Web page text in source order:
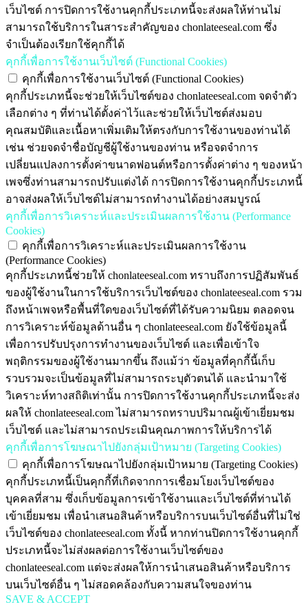
เว็บไซต์ การปิดการใช้งานคุกกี้ประเภทนี้จะส่งผลให้ท่านไม่
สามารถใช้บริการในสาระสำคัญของ chonlateeseal.com ซึ่ง
จำเป็นต้องเรียกใช้คุกกี้ได้
คุกกี้เพื่อการใช้งานเว็บไซต์ (Functional Cookies)
คุกกี้เพื่อการใช้งานเว็บไซต์ (Functional Cookies)
คุกกี้ประเภทนี้จะช่วยให้เว็บไซต์ของ chonlateeseal.com จดจำตัว
เลือกต่าง ๆ ที่ท่านได้ตั้งค่าไว้และช่วยให้เว็บไซต์ส่งมอบ
คุณสมบัติและเนื้อหาเพิ่มเติมให้ตรงกับการใช้งานของท่านได้
เช่น ช่วยจดจำชื่อบัญชีผู้ใช้งานของท่าน หรือจดจำการ
เปลี่ยนแปลงการตั้งค่าขนาดฟอนต์หรือการตั้งค่าต่าง ๆ ของหน้า
เพจซึ่งท่านสามารถปรับแต่งได้ การปิดการใช้งานคุกกี้ประเภทนี้
อาจส่งผลให้เว็บไซต์ไม่สามารถทำงานได้อย่างสมบูรณ์
คุกกี้เพื่อการวิเคราะห์และประเมินผลการใช้งาน (Performance
Cookies)
คุกกี้เพื่อการวิเคราะห์และประเมินผลการใช้งาน
(Performance Cookies)
คุกกี้ประเภทนี้ช่วยให้ chonlateeseal.com ทราบถึงการปฏิสัมพันธ์
ของผู้ใช้งานในการใช้บริการเว็บไซต์ของ chonlateeseal.com รวม
ถึงหน้าเพจหรือพื้นที่ใดของเว็บไซต์ที่ได้รับความนิยม ตลอดจน
การวิเคราะห์ข้อมูลด้านอื่น ๆ chonlateeseal.com ยังใช้ข้อมูลนี้
เพื่อการปรับปรุงการทำงานของเว็บไซต์ และเพื่อเข้าใจ
พฤติกรรมของผู้ใช้งานมากขึ้น ถึงแม้ว่า ข้อมูลที่คุกกี้นี้เก็บ
รวบรวมจะเป็นข้อมูลที่ไม่สามารถระบุตัวตนได้ และนำมาใช้
วิเคราะห์ทางสถิติเท่านั้น การปิดการใช้งานคุกกี้ประเภทนี้จะส่ง
ผลให้ chonlateeseal.com ไม่สามารถทราบปริมาณผู้เข้าเยี่ยมชม
เว็บไซต์ และไม่สามารถประเมินคุณภาพการให้บริการได้
คุกกี้เพื่อการโฆษณาไปยังกลุ่มเป้าหมาย (Targeting Cookies)
คุกกี้เพื่อการโฆษณาไปยังกลุ่มเป้าหมาย (Targeting Cookies)
คุกกี้ประเภทนี้เป็นคุกกี้ที่เกิดจากการเชื่อมโยงเว็บไซต์ของ
บุคคลที่สาม ซึ่งเก็บข้อมูลการเข้าใช้งานและเว็บไซต์ที่ท่านได้
เข้าเยี่ยมชม เพื่อนำเสนอสินค้าหรือบริการบนเว็บไซต์อื่นที่ไม่ใช่
เว็บไซต์ของ chonlateeseal.com ทั้งนี้ หากท่านปิดการใช้งานคุกกี้
ประเภทนี้จะไม่ส่งผลต่อการใช้งานเว็บไซต์ของ
chonlateeseal.com แต่จะส่งผลให้การนำเสนอสินค้าหรือบริการ
บนเว็บไซต์อื่น ๆ ไม่สอดคล้องกับความสนใจของท่าน
SAVE & ACCEPT